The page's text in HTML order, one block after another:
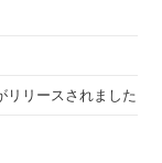
リリースされました